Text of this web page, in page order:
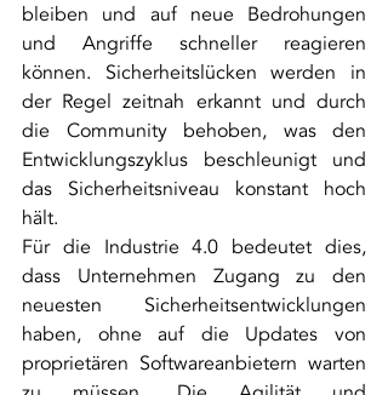
bleiben und auf neue Bedrohungen
und Angriffe schneller reagieren
können. Sicherheitslücken werden in
der Regel zeitnah erkannt und durch
die Community behoben, was den
Entwicklungszyklus beschleunigt und
das Sicherheitsniveau konstant hoch
hält.
Für die Industrie 4.0 bedeutet dies,
dass Unternehmen Zugang zu den
neuesten Sicherheitsentwicklungen
haben, ohne auf die Updates von
proprietären Softwareanbietern warten